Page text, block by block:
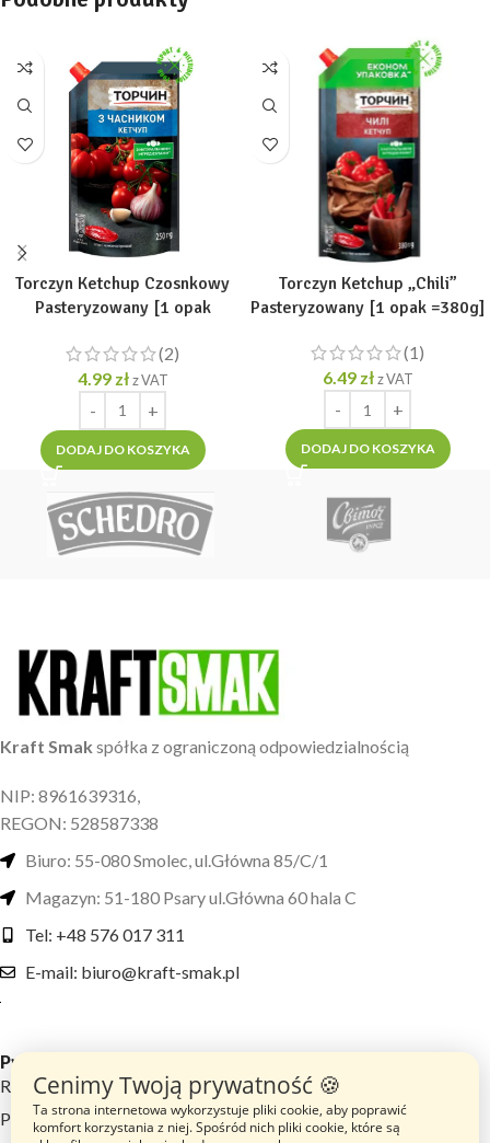
Torczyn Ketchup Czosnkowy
Pasteryzowany [1 opak
(2)
4.99 zł z VAT
DODAJ DO KOSZYKA
Torczyn Ketchup „Chili”
Pasteryzowany [1 opak =380g]
(1)
6.49 zł z VAT
DODAJ DO KOSZYKA
Kraft Smak spółka z ograniczoną odpowiedzialnością
NIP: 8961639316,
REGON: 528587338
Biuro: 55-080 Smolec, ul.Główna 85/C/1
Magazyn: 51-180 Psary ul.Główna 60 hala C
Tel: +48 576 017 311
E-mail: biuro@kraft-smak.pl
Przydatne linki
Regulamin sklepu
Polityka prywatności
Cenimy Twoją prywatność 🍪
Ta strona internetowa wykorzystuje pliki cookie, aby poprawić
komfort korzystania z niej. Spośród nich pliki cookie, które są